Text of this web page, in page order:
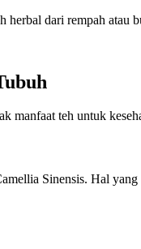
dari rempah
manfaat teh untuk
Sinensis. Hal